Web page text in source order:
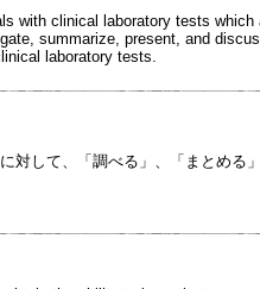
with clinical laboratory tests
summarize, present, and
laboratory tests.
対して、「調べる」、「まとめる